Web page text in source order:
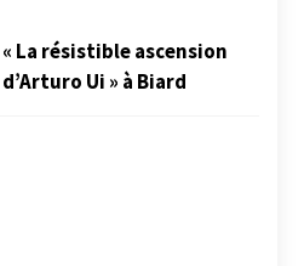
« La résistible ascension
d’Arturo Ui » à Biard